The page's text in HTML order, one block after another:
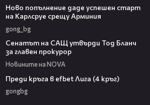
Ново попълнение даде успешен старт
на Карлсруе срещу Арминия
gong_bg
Сенатът на САЩ утвърди Тод Бланч
за главен прокурор
Новините на NOVA
Преди кръга в efbet Лига (4 кръг)
gongbg